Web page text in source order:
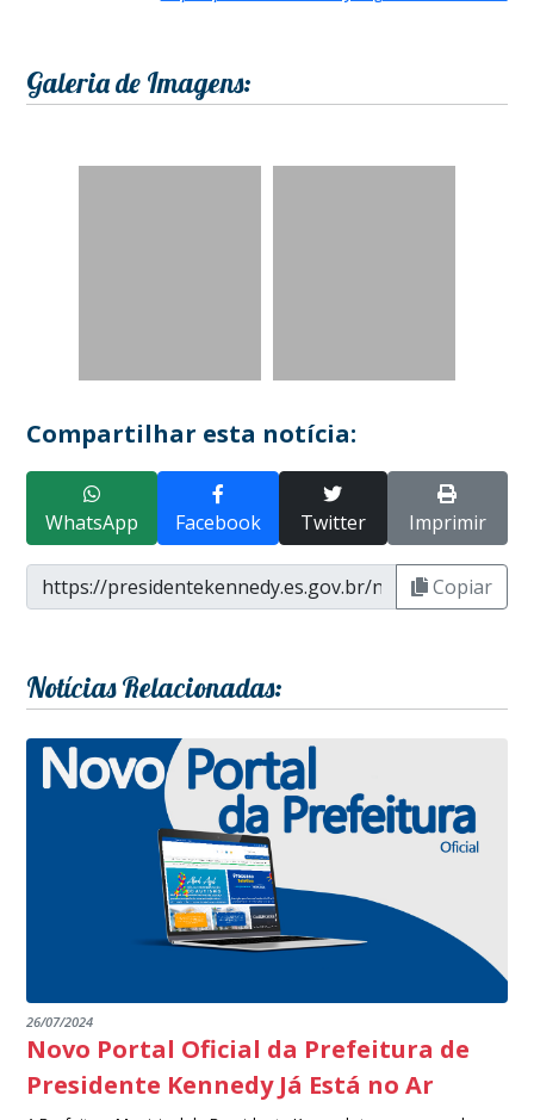
Galeria de Imagens:
Compartilhar esta notícia:
WhatsApp Facebook Twitter Imprimir
Copiar
Notícias Relacionadas:
26/07/2024
Novo Portal Oficial da Prefeitura de
Presidente Kennedy Já Está no Ar